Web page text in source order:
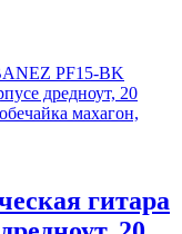
гитара